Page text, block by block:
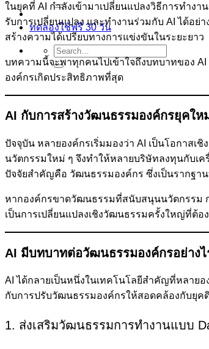
ทดลองใช้ฟรี 30 วัน
ในยุคที่ AI กำลังเข้ามาเปลี่ยนแปลงวิธีการทำง
รับการเปลี่ยนแปลง และทำงานร่วมกับ AI ได้อ
สร้างความได้เปรียบทางการแข่งขันในระยะยาว
บทความนี้จะพาทุกคนไปเข้าใจถึงบทบาทของ
องค์กรเกิดประสิทธิภาพที่สุด
AI กับการสร้างวัฒนธรรมองค์กรยุคให
ปัจจุบัน หลายองค์กรเริ่มมองว่า AI เป็นโอกาสเ
นวัตกรรมใหม่ ๆ จึงทำให้หลายบริษัทลงทุนกับเค
ปัจจัยสำคัญคือ วัฒนธรรมองค์กร ซึ่งเป็นรากฐา
หากองค์กรขาดวัฒนธรรมที่สนับสนุนนวัตกรรม ก
เป็นการเปลี่ยนแปลงเชิงวัฒนธรรมครั้งใหญ่ที่ต้
AI มีบทบาทต่อวัฒนธรรมองค์กรอย่างไ
AI ได้กลายเป็นหนึ่งในเทคโนโลยีสำคัญที่หลาย
กับการปรับวัฒนธรรมองค์กรให้สอดคล้องกับยุค
1. ส่งเสริมวัฒนธรรมการทำงานแบบ